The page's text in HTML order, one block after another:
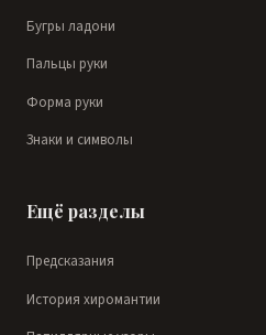
Бугры ладони
Пальцы руки
Форма руки
Знаки и символы
Ещё разделы
Предсказания
История хиромантии